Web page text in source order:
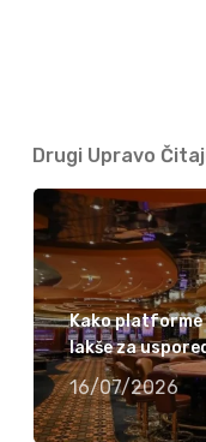
Drugi Upravo
Kako
lakše za
16/07/2026